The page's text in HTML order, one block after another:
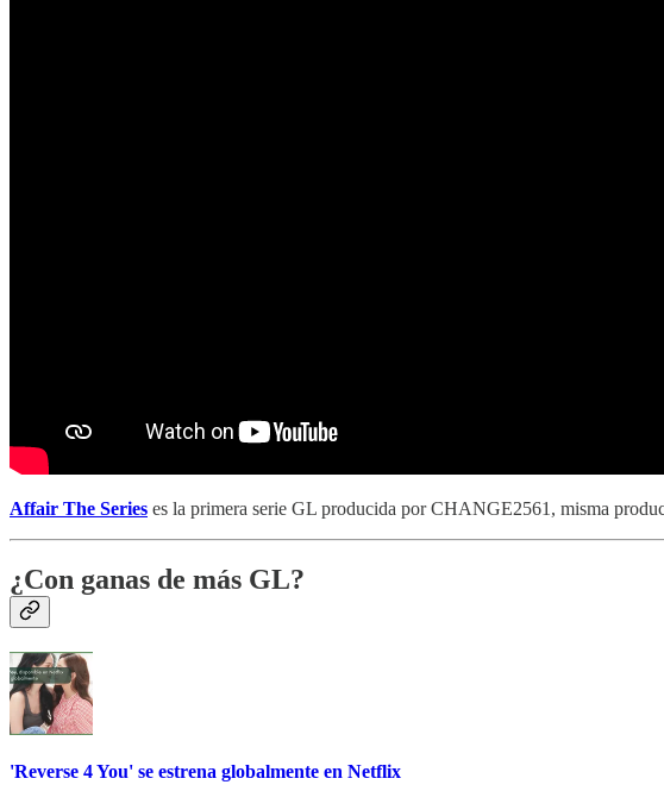
Affair The Series es la primera serie GL producida por CHANGE2561, misma
¿Con ganas de más GL?
'Reverse 4 You' se estrena globalmente en Netflix